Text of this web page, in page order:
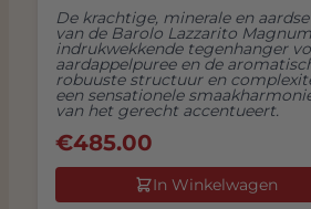
De krachtige, minerale en
van de Barolo Lazzarito
indrukwekkende tegenhanger
aardappelpuree en de
robuuste structuur en
een sensationele
van het gerecht accentueert.
€485.00
In Winkelwagen